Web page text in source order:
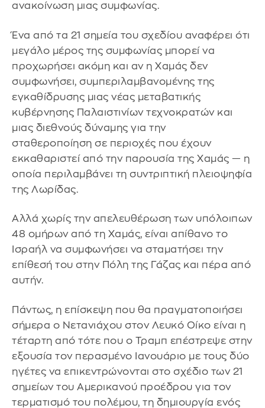
ανακοίνωση μιας συμφωνίας.
Ένα από τα 21 σημεία του σχεδίου αναφέρει ότι
μεγάλο μέρος της συμφωνίας μπορεί να
προχωρήσει ακόμη και αν η Χαμάς δεν
συμφωνήσει, συμπεριλαμβανομένης της
εγκαθίδρυσης μιας νέας μεταβατικής
κυβέρνησης Παλαιστινίων τεχνοκρατών και
μιας διεθνούς δύναμης για την
σταθεροποίηση σε περιοχές που έχουν
εκκαθαριστεί από την παρουσία της Χαμάς — η
οποία περιλαμβάνει τη συντριπτική πλειοψηφία
της Λωρίδας.
Αλλά χωρίς την απελευθέρωση των υπόλοιπων
48 ομήρων από τη Χαμάς, είναι απίθανο το
Ισραήλ να συμφωνήσει να σταματήσει την
επίθεσή του στην Πόλη της Γάζας και πέρα ​​από
αυτήν.
Πάντως, η επίσκεψη που θα πραγματοποιήσει
σήμερα ο Νετανιάχου στον Λευκό Οίκο είναι η
τέταρτη από τότε που ο Τραμπ επέστρεψε στην
εξουσία τον περασμένο Ιανουάριο με τους δύο
ηγέτες να επικεντρώνονται στο σχέδιο των 21
σημείων του Αμερικανού προέδρου για τον
τερματισμό του πολέμου, τη δημιουργία ενός